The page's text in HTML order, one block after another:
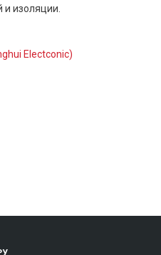
и изоляции.
Electconic)